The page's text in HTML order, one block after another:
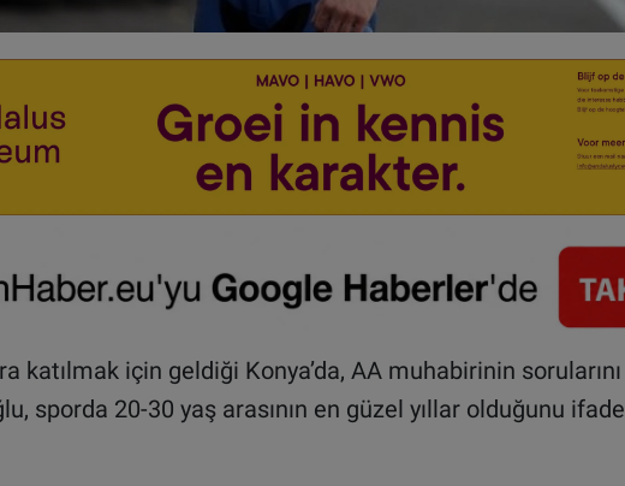
katılmak için geldiği Konya’da, AA muhabirinin sorularını
sporda 20-30 yaş arasının en güzel yıllar olduğunu ifade